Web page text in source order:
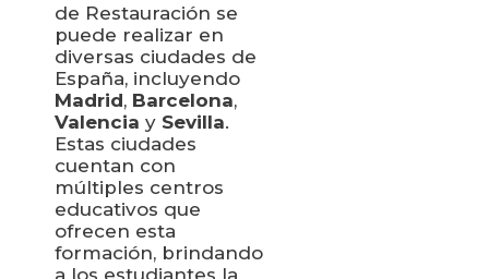
de Restauración se
puede realizar en
diversas ciudades de
España, incluyendo
Madrid, Barcelona,
Valencia y Sevilla.
Estas ciudades
cuentan con
múltiples centros
educativos que
ofrecen esta
formación, brindando